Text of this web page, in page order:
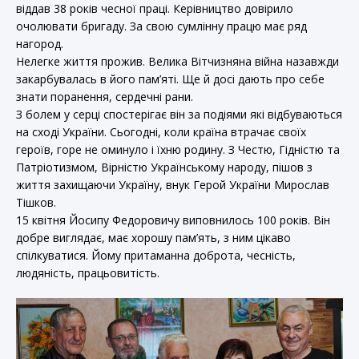
віддав 38 років чесної праці. Керівництво довірило
очолювати бригаду. За свою сумлінну працю має ряд
нагород.
Нелегке життя прожив. Велика Вітчизняна війна назавжди
закарбувалась в його пам’яті. Ще й досі дають про себе
знати поранення, сердечні рани.
З болем у серці спостерігає він за подіями які відбуваються
на сході України. Сьогодні, коли країна втрачає своїх
героїв, горе не оминуло і їхню родину. З Честю, Гідністю та
Патріотизмом, Вірністю Українському народу, пішов з
життя захищаючи Україну, внук Герой України Мирослав
Тішков.
15 квітня Йосипу Федоровичу виповнилось 100 років. Він
добре виглядає, має хорошу пам’ять, з ним цікаво
спілкуватися. Йому притаманна доброта, чесність,
людяність, працьовитість.